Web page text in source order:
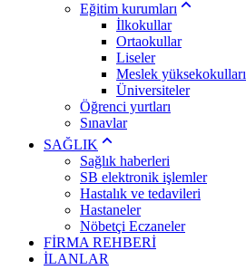
Eğitim kurumları
İlkokullar
Ortaokullar
Liseler
Meslek yüksekokulları
Üniversiteler
Öğrenci yurtları
Sınavlar
SAĞLIK
Sağlık haberleri
SB elektronik işlemler
Hastalık ve tedavileri
Hastaneler
Nöbetçi Eczaneler
FİRMA REHBERİ
İLANLAR